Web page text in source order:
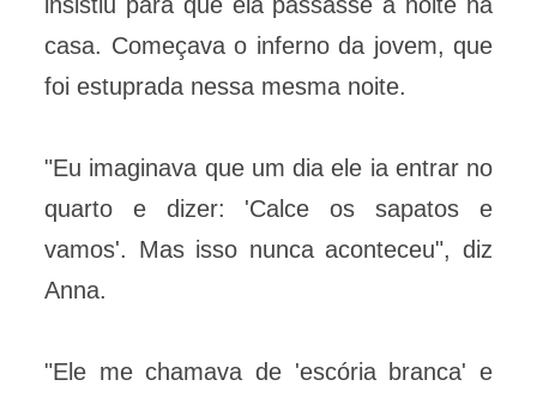
casa. Começava o inferno da jovem, que
foi estuprada nessa mesma noite.
"Eu imaginava que um dia ele ia entrar no
quarto e dizer: 'Calce os sapatos e
vamos'. Mas isso nunca aconteceu", diz
Anna.
"Ele me chamava de 'escória branca' e